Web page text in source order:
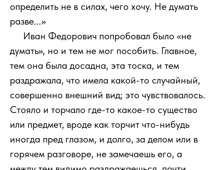
определить не в силах, чего хочу. Не думать
разве...»
Иван Федорович попробовал было «не
думать», но и тем не мог пособить. Главное,
тем она была досадна, эта тоска, и тем
раздражала, что имела какой-то случайный,
совершенно внешний вид; это чувствовалось.
Стояло и торчало где-то какое-то существо
или предмет, вроде как торчит что-нибудь
иногда пред глазом, и долго, за делом или в
горячем разговоре, не замечаешь его, а